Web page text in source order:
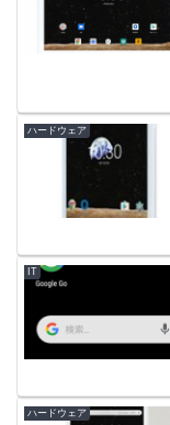
ハードウェア
IT
ハードウェア